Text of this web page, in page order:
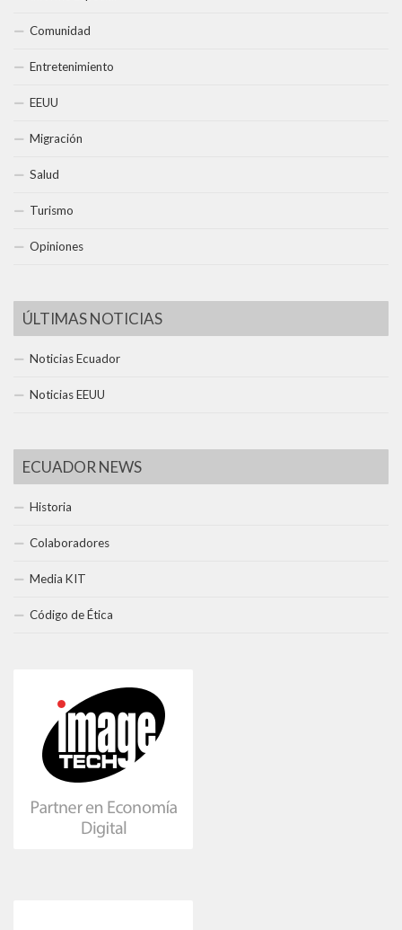
Comunidad
Entretenimiento
EEUU
Migración
Salud
Turismo
Opiniones
ÚLTIMAS NOTICIAS
Noticias Ecuador
Noticias EEUU
ECUADOR NEWS
Historia
Colaboradores
Media KIT
Código de Ética